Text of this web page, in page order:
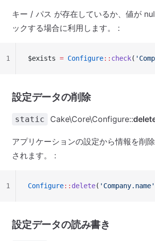
キー / パス が存在しているか、値が
ックする場合に利用します。 :
$exists = Configure:: check(
1
設定データの削除
static Cake\Core\Configure::
アプリケーションの設定から情報を削
されます。 :
Configure:: delete( 'Company.name'
1
設定データの読み書き